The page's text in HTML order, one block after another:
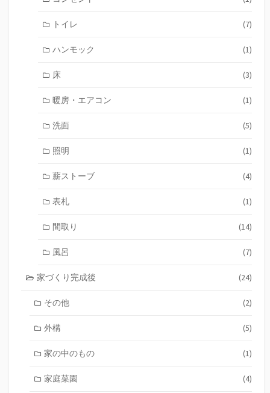
トイレ (7)
ハンモック (1)
床 (3)
暖房・エアコン (1)
洗面 (5)
照明 (1)
薪ストーブ (4)
表札 (1)
間取り (14)
風呂 (7)
家づくり完成後 (24)
その他 (2)
外構 (5)
家の中のもの (1)
家庭菜園 (4)